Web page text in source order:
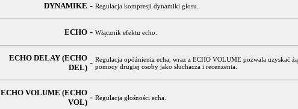
DYNAMIKE - Regulacja kompresji dynamiki głosu.
ECHO - Włącznik efektu echo.
ECHO DELAY (ECHO
DEL) - Regulacja opóźnienia echa, wraz z ECHO VOLUME pozwala uzyskać
pomocy drugiej osoby jako słuchacza i recenzenta.
ECHO VOLUME (ECHO
VOL) - Regulacja głośności echa.